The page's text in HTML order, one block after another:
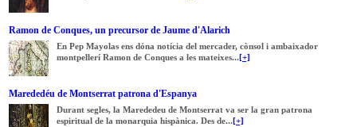
Ramon de Conques, un precursor de Jaume d'Alarich
En Pep Mayolas ens dóna notícia del mercader, cònsol i ambaixador
montpellerí Ramon de Conques a les mateixes... [+]
Marededéu de Montserrat patrona d'Espanya
Durant segles, la Marededeu de Montserrat va ser la gran patrona
espiritual de la monarquia hispànica. Des de... [+]